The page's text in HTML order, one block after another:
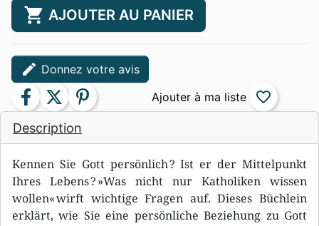
Description
Kennen Sie Gott persönlich ? Ist er der Mittelpunkt
Ihres Lebens ? »Was nicht nur Katholiken wissen
wollen« wirft wichtige Fragen auf. Dieses Büchlein
erklärt, wie Sie eine persönliche Beziehung zu Gott
shopping_cart AJOUTER AU PANIER
edit Donnez votre avis
facebook twitter pinterest favorite_border